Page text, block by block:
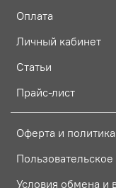
Оплата
Личный кабинет
Статьи
Прайс-лист
Оферта и
Условия обмена и